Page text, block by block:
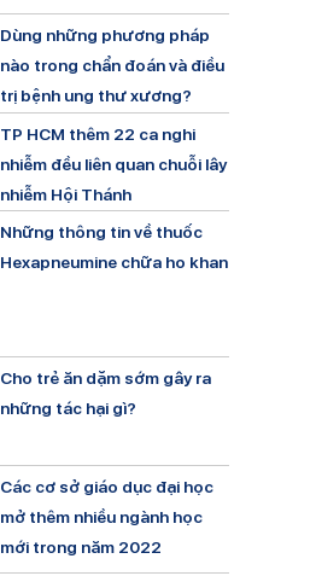
Dùng những phương pháp
nào trong chẩn đoán và điều
trị bệnh ung thư xương?
TP HCM thêm 22 ca nghi
nhiễm đều liên quan chuỗi lây
nhiễm Hội Thánh
Những thông tin về thuốc
Hexapneumine chữa ho khan
Cho trẻ ăn dặm sớm gây ra
những tác hại gì?
Các cơ sở giáo dục đại học
mở thêm nhiều ngành học
mới trong năm 2022